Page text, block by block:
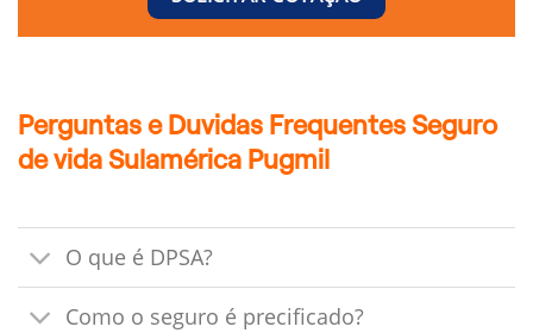
Perguntas e Duvidas Frequentes Seguro
de vida Sulamérica Pugmil
O que é DPSA?
Como o seguro é precificado?